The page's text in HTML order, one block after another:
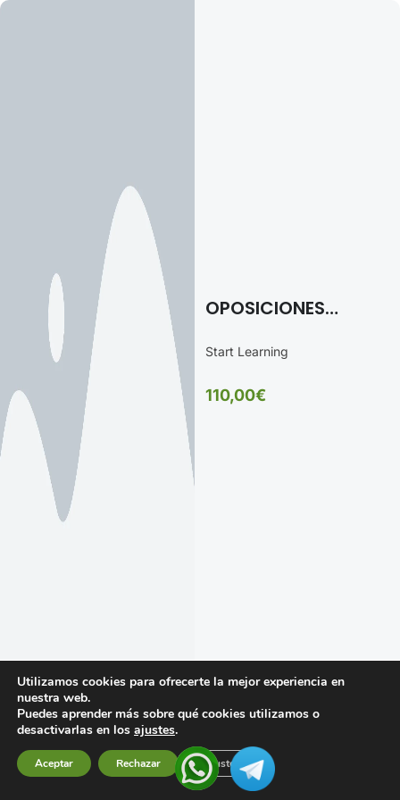
OPOSICIONES
LAVANDERÍA Y
PLANCHADO
SERVICIO ANDALUZ
Start Learning
110,00€
Utilizamos cookies para ofrecerte la mejor experiencia en
nuestra web.
Puedes aprender más sobre qué cookies utilizamos o
desactivarlas en los ajustes.
Aceptar Rechazar Ajustes